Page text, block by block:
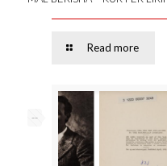
Read more
--